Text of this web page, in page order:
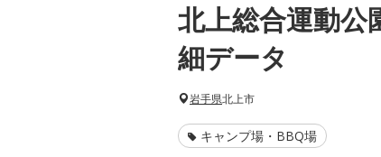
北上総合運動公
細データ
岩手県北上市
キャンプ場・BBQ場